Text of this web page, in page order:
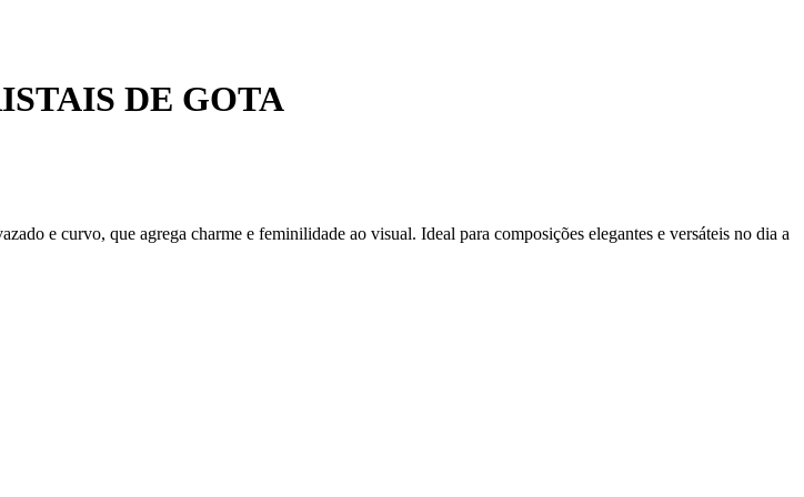
DE GOTA
e curvo, que agrega charme e feminilidade ao visual. Ideal para composições elegantes e versáteis no dia a